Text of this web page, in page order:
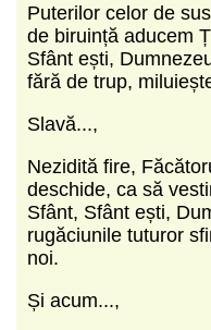
Puterilor celor de
de biruință aducem
Sfânt ești,
fără de trup,
Slavă...,
Nezidită fire,
deschide, ca să
Sfânt, Sfânt ești,
rugăciunile tuturor
noi.
Și acum...,